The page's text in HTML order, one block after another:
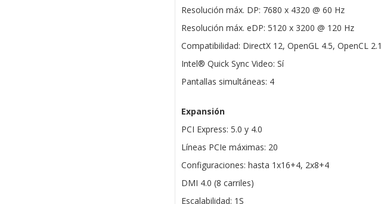
Resolución máx. DP: 7680 x 4320 @ 60 Hz
Resolución máx. eDP: 5120 x 3200 @ 120 Hz
Compatibilidad: DirectX 12, OpenGL 4.5, OpenCL 2.1
Intel® Quick Sync Video: Sí
Pantallas simultáneas: 4
Expansión
PCI Express: 5.0 y 4.0
Líneas PCIe máximas: 20
Configuraciones: hasta 1x16+4, 2x8+4
DMI 4.0 (8 carriles)
Escalabilidad: 1S